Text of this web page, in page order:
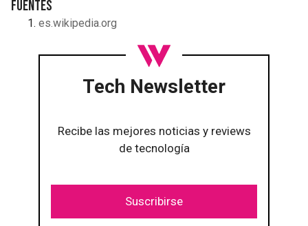
Fuentes
es.wikipedia.org
Tech Newsletter
Recibe las mejores noticias y reviews
de tecnología
Suscribirse